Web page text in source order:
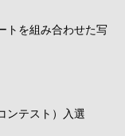
トを組み合わせた写
ンテスト）入選